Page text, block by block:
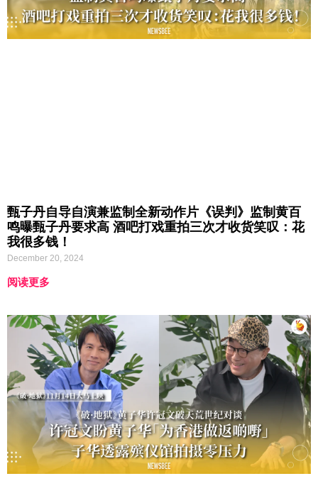
甄子丹自导自演兼监制全新动作片《误判》监制黄百
鸣曝甄子丹要求高 酒吧打戏重拍三次才收货笑叹：花
我很多钱！
December 20, 2024
阅读更多